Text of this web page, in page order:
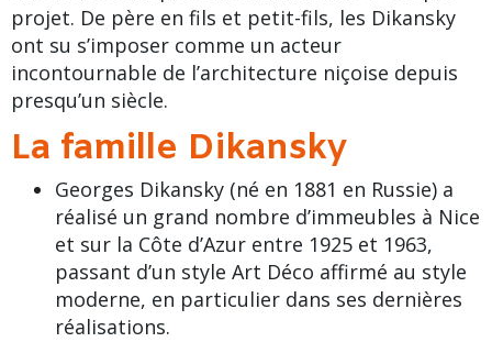
projet. De père en fils et petit-fils, les Dikansky
ont su s’imposer comme un acteur
incontournable de l’architecture niçoise depuis
presqu’un siècle.
La famille Dikansky
Georges Dikansky (né en 1881 en Russie) a
réalisé un grand nombre d’immeubles à Nice
et sur la Côte d’Azur entre 1925 et 1963,
passant d’un style Art Déco affirmé au style
moderne, en particulier dans ses dernières
réalisations.